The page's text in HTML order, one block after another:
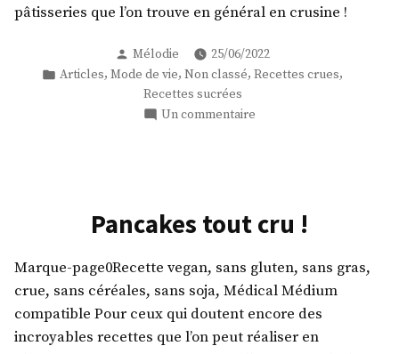
pâtisseries que l’on trouve en général en crusine !
Publié
par
Mélodie
25/06/2022
Publié
Articles, Mode de vie, Non classé, Recettes crues,
Recettes sucrées
Un commentaire
gras
Médical
Médium
friendly
pour
Pancakes tout cru !
Marque-page0Recette vegan, sans gluten, sans gras,
crue, sans céréales, sans soja, Médical Médium
compatible Pour ceux qui doutent encore des
incroyables recettes que l’on peut réaliser en